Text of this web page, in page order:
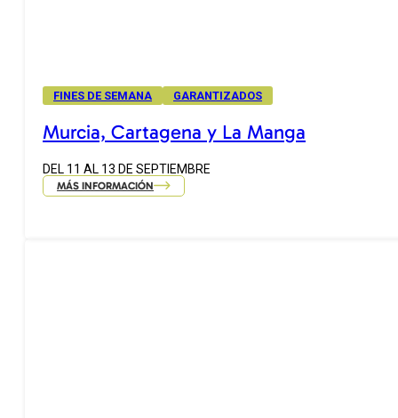
FINES DE SEMANA GARANTIZADOS
Murcia, Cartagena y La Manga
DEL 11 AL 13 DE SEPTIEMBRE
MÁS INFORMACIÓN